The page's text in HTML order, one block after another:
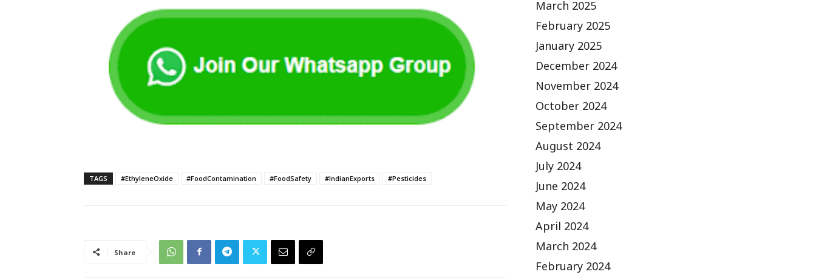
TAGS #EthyleneOxide #FoodContamination #FoodSafety #IndianExports #Pesticides
Share
March 2025
February 2025
January 2025
December 2024
November 2024
October 2024
September 2024
August 2024
July 2024
June 2024
May 2024
April 2024
March 2024
February 2024